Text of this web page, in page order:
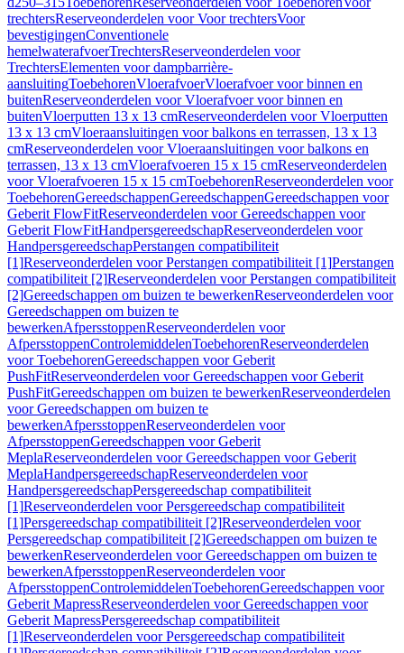
trechtersReserveonderdelen voor Voor trechtersVoor
bevestigingenConventionele
hemelwaterafvoerTrechtersReserveonderdelen voor
TrechtersElementen voor dampbarrière-
aansluitingToebehorenVloerafvoerVloerafvoer voor binnen en
buitenReserveonderdelen voor Vloerafvoer voor binnen en
buitenVloerputten 13 x 13 cmReserveonderdelen voor Vloerputten
13 x 13 cmVloeraansluitingen voor balkons en terrassen, 13 x 13
cmReserveonderdelen voor Vloeraansluitingen voor balkons en
terrassen, 13 x 13 cmVloerafvoeren 15 x 15 cmReserveonderdelen
voor Vloerafvoeren 15 x 15 cmToebehorenReserveonderdelen voor
ToebehorenGereedschappenGereedschappenGereedschappen voor
Geberit FlowFitReserveonderdelen voor Gereedschappen voor
Geberit FlowFitHandpersgereedschapReserveonderdelen voor
HandpersgereedschapPerstangen compatibiliteit
[1]Reserveonderdelen voor Perstangen compatibiliteit [1]Perstangen
compatibiliteit [2]Reserveonderdelen voor Perstangen compatibiliteit
[2]Gereedschappen om buizen te bewerkenReserveonderdelen voor
Gereedschappen om buizen te
bewerkenAfpersstoppenReserveonderdelen voor
AfpersstoppenControlemiddelenToebehorenReserveonderdelen
voor ToebehorenGereedschappen voor Geberit
PushFitReserveonderdelen voor Gereedschappen voor Geberit
PushFitGereedschappen om buizen te bewerkenReserveonderdelen
voor Gereedschappen om buizen te
bewerkenAfpersstoppenReserveonderdelen voor
AfpersstoppenGereedschappen voor Geberit
MeplaReserveonderdelen voor Gereedschappen voor Geberit
MeplaHandpersgereedschapReserveonderdelen voor
HandpersgereedschapPersgereedschap compatibiliteit
[1]Reserveonderdelen voor Persgereedschap compatibiliteit
[1]Persgereedschap compatibiliteit [2]Reserveonderdelen voor
Persgereedschap compatibiliteit [2]Gereedschappen om buizen te
bewerkenReserveonderdelen voor Gereedschappen om buizen te
bewerkenAfpersstoppenReserveonderdelen voor
AfpersstoppenControlemiddelenToebehorenGereedschappen voor
Geberit MapressReserveonderdelen voor Gereedschappen voor
Geberit MapressPersgereedschap compatibiliteit
[1]Reserveonderdelen voor Persgereedschap compatibiliteit